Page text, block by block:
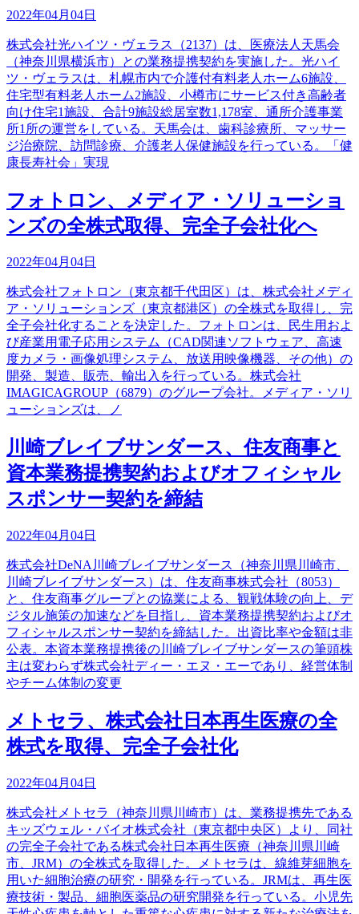
2022年04月04日
株式会社光ハイツ・ヴェラス（2137）は、医療法人天馬会
（神奈川県横浜市）との業務提携契約を実施した。光ハイ
ツ・ヴェラスは、札幌市内で介護付有料老人ホーム6施設、
住宅型有料老人ホーム2施設、小樽市にサービス付き高齢者
向け住宅1施設、合計9施設総居室数1,178室、通所介護事業
所1所の運営をしている。天馬会は、歯科診療所、マッサー
ジ治療院、訪問診療、介護老人保健施設を行っている。「健
康長寿社会」実現
フォトロン、メディア・ソリューショ
ンズの全株式取得、完全子会社化へ
2022年04月04日
株式会社フォトロン（東京都千代田区）は、株式会社メディ
ア・ソリューションズ（東京都港区）の全株式を取得し、完
全子会社化することを決定した。フォトロンは、民生用およ
び産業用電子応用システム（CAD関連ソフトウェア、高速
度カメラ・画像処理システム、放送用映像機器、その他）の
開発、製造、販売、輸出入を行っている。株式会社
IMAGICAGROUP（6879）のグループ会社。メディア・ソリ
ューションズは、ノ
川崎ブレイブサンダース、住友商事と
資本業務提携契約およびオフィシャル
スポンサー契約を締結
2022年04月04日
株式会社DeNA川崎ブレイブサンダース（神奈川県川崎市、
川崎ブレイブサンダース）は、住友商事株式会社（8053）
と、住友商事グループとの協業による、観戦体験の向上、デ
ジタル施策の加速などを目指し、資本業務提携契約およびオ
フィシャルスポンサー契約を締結した。出資比率や金額は非
公表。本資本業務提携後の川崎ブレイブサンダースの筆頭株
主は変わらず株式会社ディー・エヌ・エーであり、経営体制
やチーム体制の変更
メトセラ、株式会社日本再生医療の全
株式を取得、完全子会社化
2022年04月04日
株式会社メトセラ（神奈川県川崎市）は、業務提携先である
キッズウェル・バイオ株式会社（東京都中央区）より、同社
の完全子会社である株式会社日本再生医療（神奈川県川崎
市、JRM）の全株式を取得した。メトセラは、線維芽細胞を
用いた細胞治療の研究・開発を行っている。JRMは、再生医
療技術・製品、細胞医薬品の研究開発を行っている。小児先